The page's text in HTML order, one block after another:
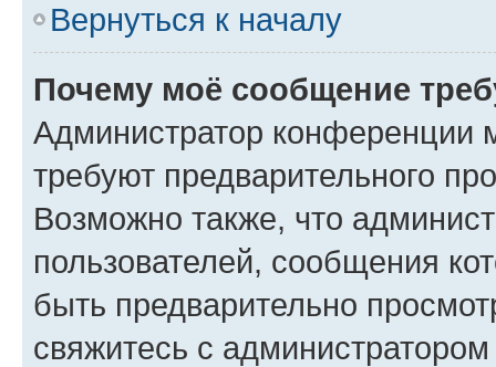
Вернуться к началу
Почему моё сообщение
Администратор конференции
требуют предварительного
Возможно также, что
пользователей, сообщения
быть предварительно
свяжитесь с